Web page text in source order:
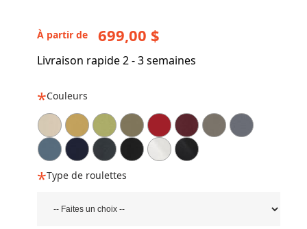
À partir de 699,00 $
Livraison rapide 2 - 3 semaines
Couleurs
Type de roulettes